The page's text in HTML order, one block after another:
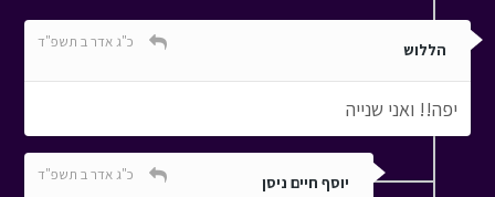
הללוש כ"ג אדר ב תשפ"ד
יפה!! ואני שנייה
יוסף חיים ניסן כ"ג אדר ב תשפ"ד